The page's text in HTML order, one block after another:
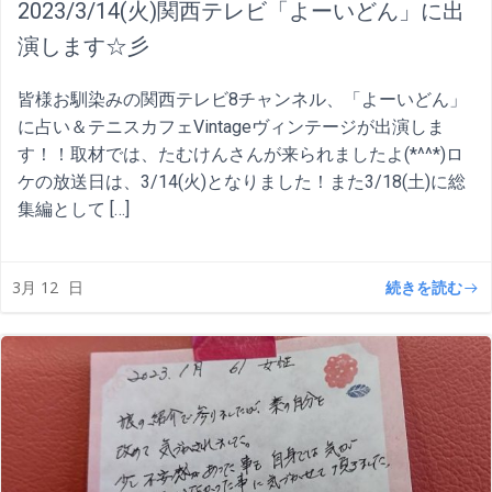
2023/3/14(火)関西テレビ「よーいどん」に出
演します☆彡
皆様お馴染みの関西テレビ8チャンネル、「よーいどん」
に占い＆テニスカフェVintageヴィンテージが出演しま
す！！取材では、たむけんさんが来られましたよ(*^^*)ロ
ケの放送日は、3/14(火)となりました！また3/18(土)に総
集編として […]
3月 12 日 続きを読む